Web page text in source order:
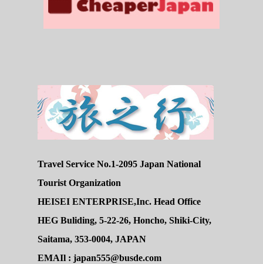
Travel Service No.1-2095 Japan National
Tourist Organization
HEISEI ENTERPRISE,Inc. Head Office
HEG Buliding, 5-22-26, Honcho, Shiki-City,
Saitama, 353-0004, JAPAN
EMAIl : japan555@busde.com